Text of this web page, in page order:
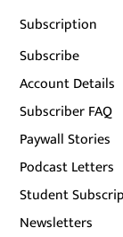
Subscription
Subscribe
Account Details
Subscriber FAQ
Paywall Stories
Podcast Letters
Student
Newsletters